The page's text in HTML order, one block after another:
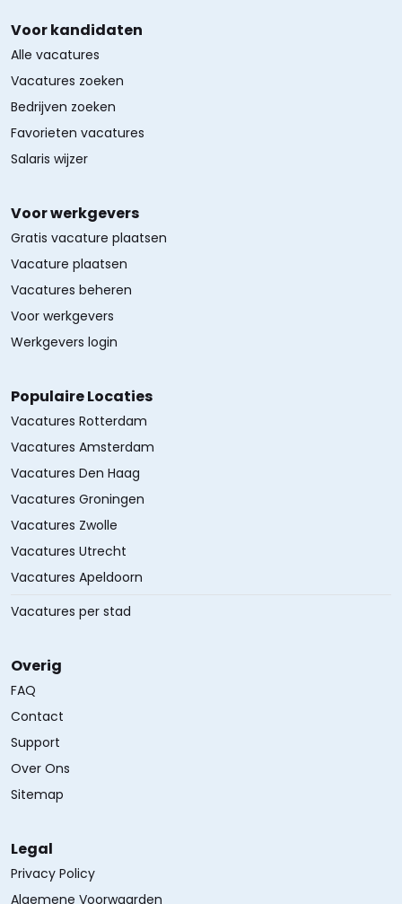
Voor kandidaten
Alle vacatures
Vacatures zoeken
Bedrijven zoeken
Favorieten vacatures
Salaris wijzer
Voor werkgevers
Gratis vacature plaatsen
Vacature plaatsen
Vacatures beheren
Voor werkgevers
Werkgevers login
Populaire Locaties
Vacatures Rotterdam
Vacatures Amsterdam
Vacatures Den Haag
Vacatures Groningen
Vacatures Zwolle
Vacatures Utrecht
Vacatures Apeldoorn
Vacatures per stad
Overig
FAQ
Contact
Support
Over Ons
Sitemap
Legal
Privacy Policy
Algemene Voorwaarden